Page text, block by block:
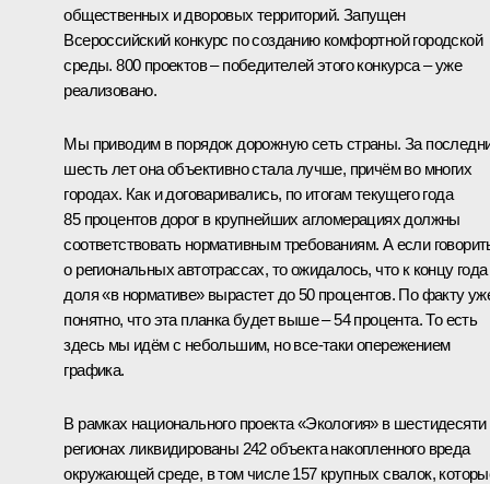
общественных и дворовых территорий. Запущен
Всероссийский конкурс по созданию комфортной городской
среды. 800 проектов – победителей этого конкурса – уже
реализовано.
Мы приводим в порядок дорожную сеть страны. За
шесть лет она объективно стала лучше, причём во многих
городах. Как и договаривались, по итогам текущего года
85 процентов дорог в крупнейших агломерациях должны
соответствовать нормативным требованиям. А если
о региональных автотрассах, то ожидалось, что к концу
доля «в нормативе» вырастет до 50 процентов. По факту
понятно, что эта планка будет выше – 54 процента. То есть
здесь мы идём с небольшим, но все-таки опережением
графика.
В рамках национального проекта «Экология» в шестидесяти
регионах ликвидированы 242 объекта накопленного вреда
окружающей среде, в том числе 157 крупных свалок,